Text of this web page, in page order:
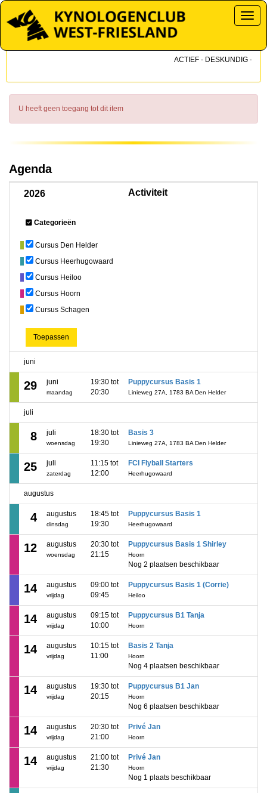
ACTIEF - DESKUNDIG -
U heeft geen toegang tot dit item
Agenda
2026 Activiteit
Categorieën
Cursus Den Helder
Cursus Heerhugowaard
Cursus Heiloo
Cursus Hoorn
Cursus Schagen
Toepassen
juni
29 juni
maandag
19:30 tot
20:30
Puppycursus Basis 1
Linieweg 27A, 1783 BA Den Helder
juli
8 juli
woensdag
18:30 tot
19:30
Basis 3
Linieweg 27A, 1783 BA Den Helder
25 juli
zaterdag
11:15 tot
12:00
FCI Flyball Starters
Heerhugowaard
augustus
4 augustus
dinsdag
18:45 tot
19:30
Puppycursus Basis 1
Heerhugowaard
12 augustus
woensdag
20:30 tot
21:15
Puppycursus Basis 1 Shirley
Hoorn
Nog 2 plaatsen beschikbaar
14 augustus
vrijdag
09:00 tot
09:45
Puppycursus Basis 1 (Corrie)
Heiloo
14 augustus
vrijdag
09:15 tot
10:00
Puppycursus B1 Tanja
Hoorn
14 augustus
vrijdag
10:15 tot
11:00
Basis 2 Tanja
Hoorn
Nog 4 plaatsen beschikbaar
14 augustus
vrijdag
19:30 tot
20:15
Puppycursus B1 Jan
Hoorn
Nog 6 plaatsen beschikbaar
14 augustus
vrijdag
20:30 tot
21:00
Privé Jan
Hoorn
14 augustus
vrijdag
21:00 tot
21:30
Privé Jan
Hoorn
Nog 1 plaats beschikbaar